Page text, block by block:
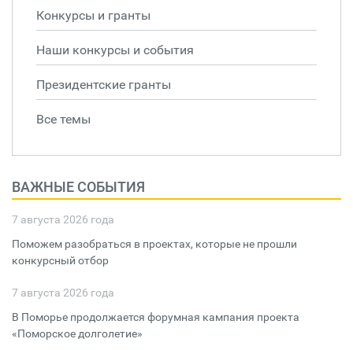
Конкурсы и гранты
Наши конкурсы и события
Президентские гранты
Все темы
ВАЖНЫЕ СОБЫТИЯ
7 августа 2026 года
Поможем разобраться в проектах, которые не прошли
конкурсный отбор
7 августа 2026 года
В Поморье продолжается форумная кампания проекта
«Поморское долголетие»